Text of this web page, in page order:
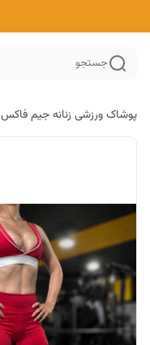
جستجو
پوشاک ورزشی زنانه جیم فاکس